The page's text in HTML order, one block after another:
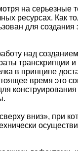
на серьезные
ресурсах. Как
для создания
над
транскрипции
в принципе
время это
вниз», при